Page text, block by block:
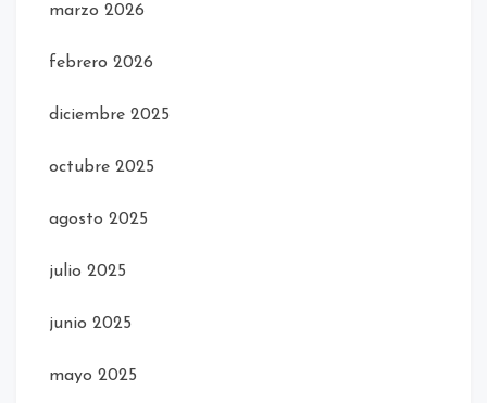
marzo 2026
febrero 2026
diciembre 2025
octubre 2025
agosto 2025
julio 2025
junio 2025
mayo 2025